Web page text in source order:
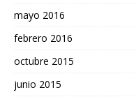
mayo 2016
febrero 2016
octubre 2015
junio 2015